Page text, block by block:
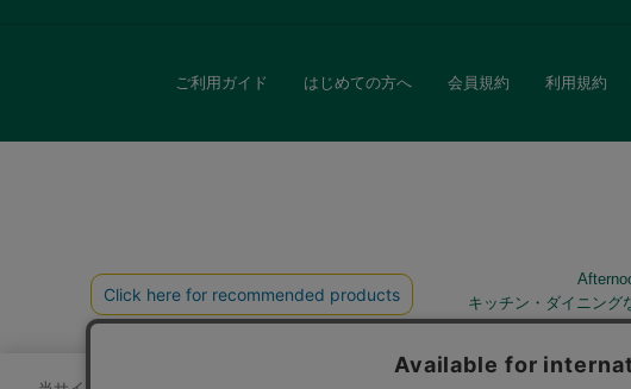
ご利用ガイド はじめての方へ 会員規約 利用規約
キッチン・ダイニング
また、ギフ